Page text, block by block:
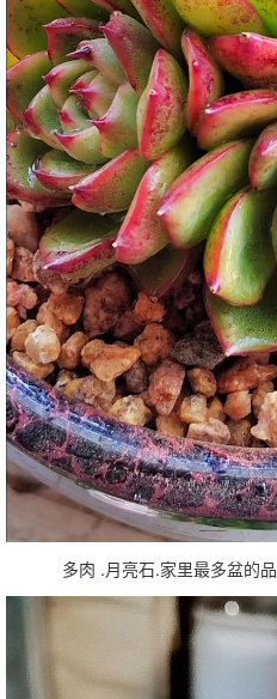
多肉 .月亮石.家里最多盆的